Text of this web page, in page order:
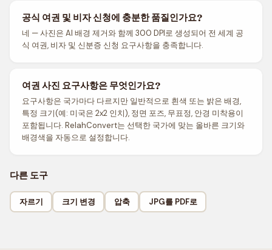
공식 여권 및 비자 신청에 충분한 품질인가요?
네 — 사진은 AI 배경 제거와 함께 300 DPI로 생성되어 전 세계 공
식 여권, 비자 및 신분증 신청 요구사항을 충족합니다.
여권 사진 요구사항은 무엇인가요?
요구사항은 국가마다 다르지만 일반적으로 흰색 또는 밝은 배경,
특정 크기(예: 미국은 2x2 인치), 정면 포즈, 무표정, 안경 미착용이
포함됩니다. RelahConvert는 선택한 국가에 맞는 올바른 크기와
배경색을 자동으로 설정합니다.
다른 도구
자르기 크기 변경 압축 JPG를 PDF로